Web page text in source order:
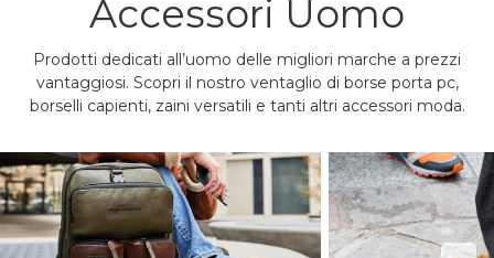
Accessori Uomo
Prodotti dedicati all’uomo delle migliori marche a prezzi
vantaggiosi. Scopri il nostro ventaglio di borse porta pc,
borselli capienti, zaini versatili e tanti altri accessori moda.